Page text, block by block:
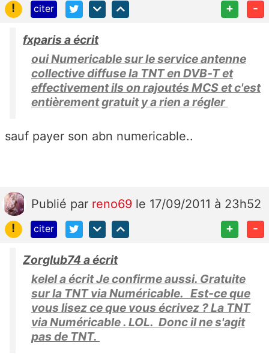
!
citer + -
fxparis a écrit
oui Numericable sur le service antenne
collective diffuse la TNT en DVB-T et
effectivement ils on rajoutés MCS et c'est
entièrement gratuit y a rien a régler
sauf payer son abn numericable..
Publié par reno69 le 17/09/2011 à 23h52
!
citer + -
Zorglub74 a écrit
kelel a écrit Je confirme aussi. Gratuite
sur la TNT via Numéricable. Est-ce que
vous lisez ce que vous écrivez ? La TNT
via Numéricable . LOL. Donc il ne s'agit
pas de TNT.